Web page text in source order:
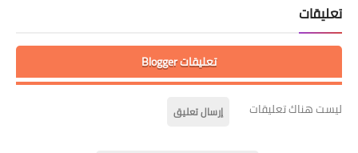
تعليقات
تعليقات Blogger
ليست هناك تعليقات إرسال تعليق